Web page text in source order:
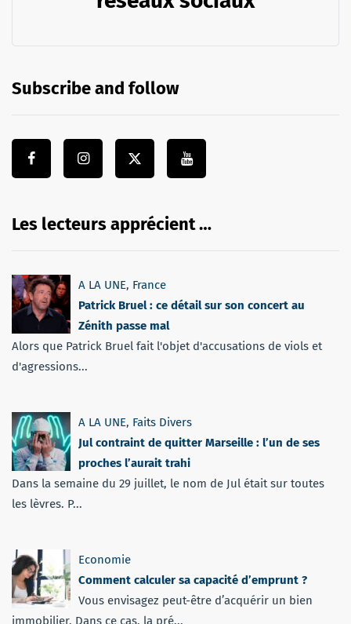
Subscribe and follow
Les lecteurs apprécient …
A LA UNE, France
Patrick Bruel : ce détail sur son concert au
Zénith passe mal
Alors que Patrick Bruel fait l'objet d'accusations de viols et
d'agressions...
A LA UNE, Faits Divers
Jul contraint de quitter Marseille : l’un de ses
proches l’aurait trahi
Dans la semaine du 29 juillet, le nom de Jul était sur toutes
les lèvres. P...
Economie
Comment calculer sa capacité d’emprunt ?
Vous envisagez peut-être d’acquérir un bien
immobilier. Dans ce cas, la pré...